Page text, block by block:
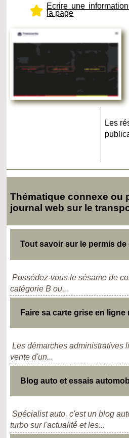
Ecrire une
la page
Les
Thématique connexe ou
journal web sur le
Tout savoir sur le permis
Possédez-vous le sésame de
catégorie B ou...
Faire sa carte grise en ligne
Les démarches administratives
vente d'un...
Blog auto et essais
Spécialist auto, c'est un blog
turbo sur l'actualité et les...